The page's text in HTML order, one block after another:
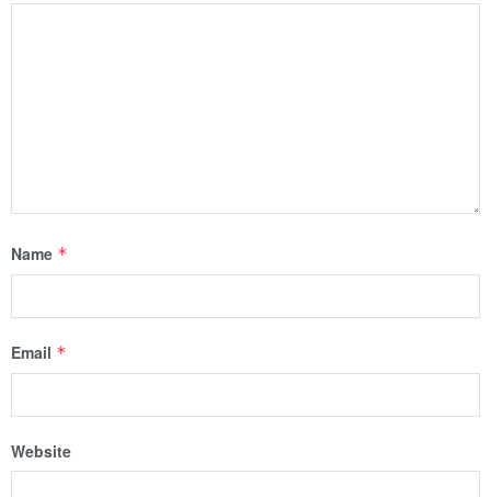
Name *
Email *
Website